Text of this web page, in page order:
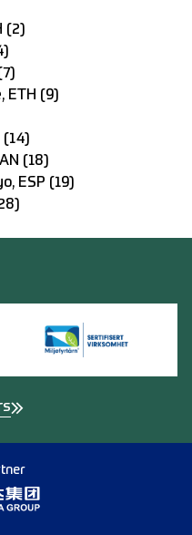
(2)
ETH (9)
(14)
(18)
ESP (19)